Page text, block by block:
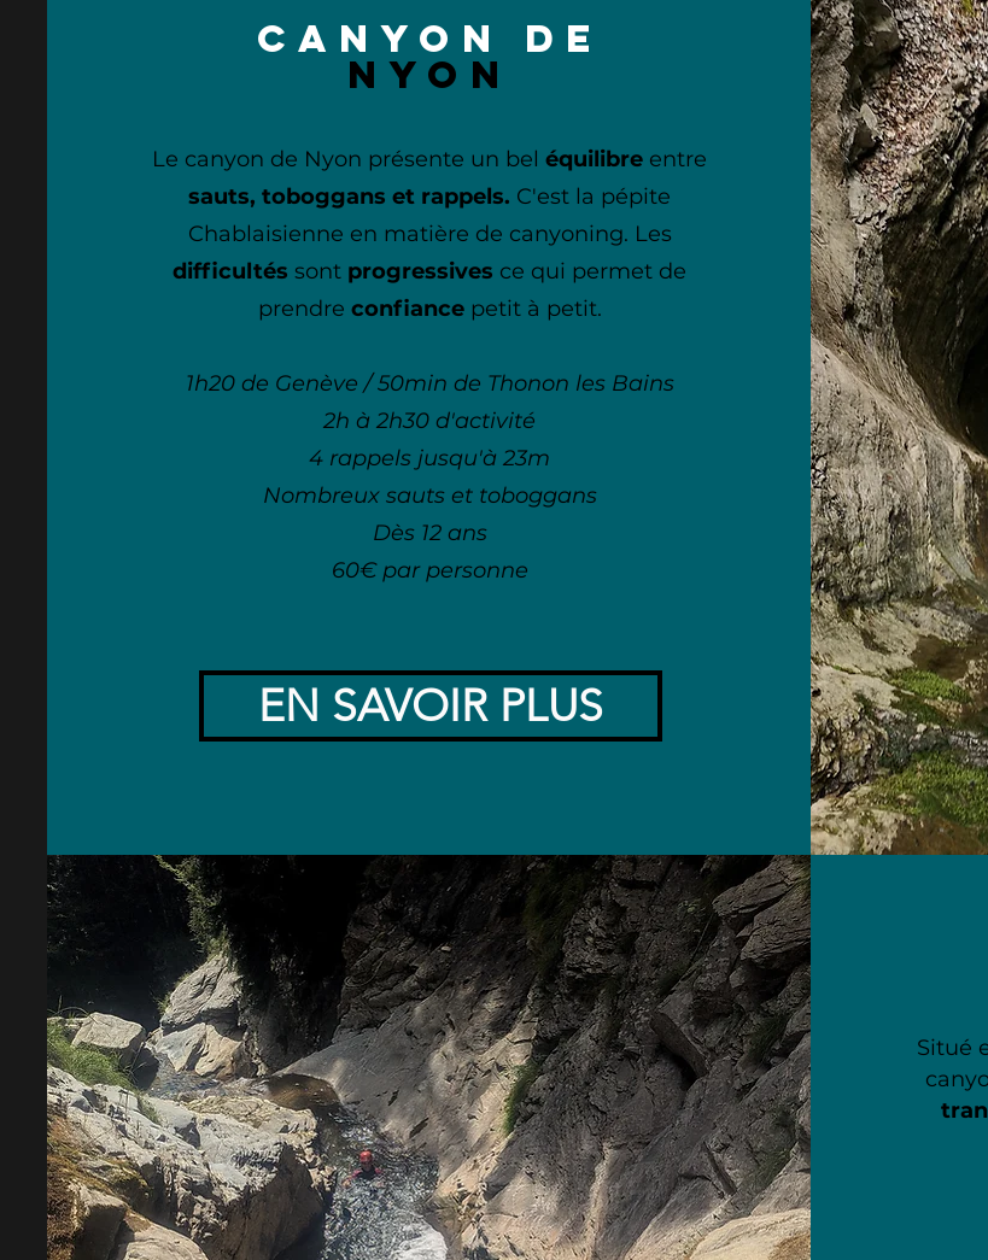
canyon de
nyon
Le canyon de Nyon présente un bel équilibre entre
sauts, toboggans et rappels. C'est la pépite
Chablaisienne en matière de canyoning. Les
difficultés sont progressives ce qui permet de
prendre confiancepetit à petit.
1h20 de Genève / 50min de Thonon les Bains
2h à 2h30 d'activité
4 rappels jusqu'à 23m
Nombreux sauts et toboggans
Dès 12 ans
60€ par personne
EN SAVOIR PLUS
Situé